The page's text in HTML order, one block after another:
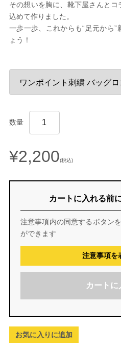
その想いを胸に、靴下屋さんと
込めて作りました。
一歩一歩、これからも“足元から
ょう！
数量
¥2,200(税込)
カートに入れる前
注意事項内の同意するボタン
ができます
注意事項を
カートに
お気に入りに追加